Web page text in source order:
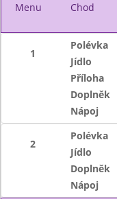
Menu
Chod
1
Polévka
Jídlo
Příloha
Doplněk
Nápoj
2
Polévka
Jídlo
Doplněk
Nápoj